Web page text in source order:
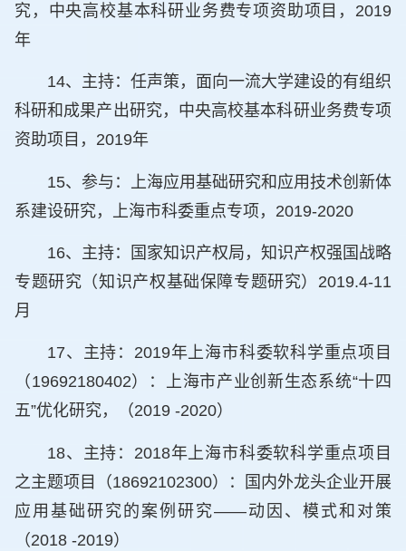
究，中央高校基本科研业务费专项资助项目，2019
年
14、主持：任声策，面向一流大学建设的有组织
科研和成果产出研究，中央高校基本科研业务费专项
资助项目，2019年
15、参与：上海应用基础研究和应用技术创新体
系建设研究，上海市科委重点专项，2019-2020
16、 主持：国家知识产权局，知识产权强国战略
专题研究（知识产权基础保障专题研究）2019.4-11
月
17、主持：2019年上海市科委软科学重点项目
（19692180402）：上海市产业创新生态系统“十四
五”优化研究，（2019 -2020）
18、主持：2018年上海市科委软科学重点项目
之主题项目（18692102300）：国内外龙头企业开展
应用基础研究的案例研究——动因、模式和对策
（2018 -2019）